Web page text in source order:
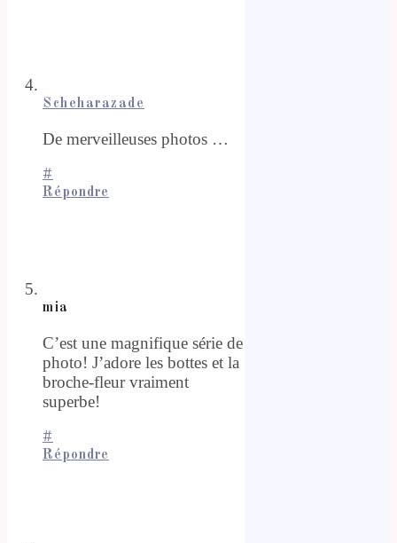
Scheharazade
De merveilleuses photos …
#
Répondre
mia
C’est une magnifique série de
photo! J’adore les bottes et la
broche-fleur vraiment
superbe!
#
Répondre